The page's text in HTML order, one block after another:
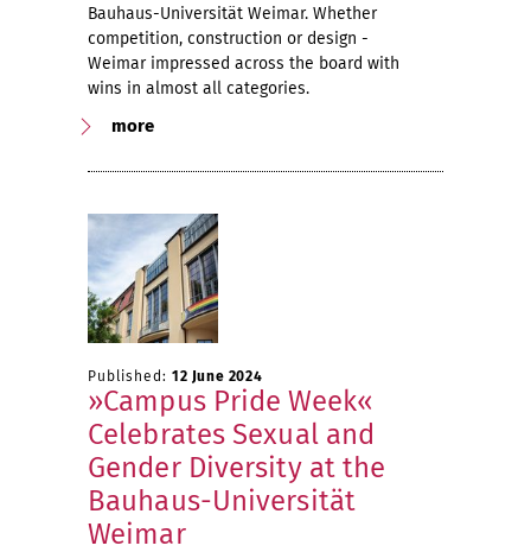
Bauhaus-Universität Weimar. Whether
competition, construction or design -
Weimar impressed across the board with
wins in almost all categories.
more
Published: 12 June 2024
»Campus Pride Week«
Celebrates Sexual and
Gender Diversity at the
Bauhaus-Universität
Weimar